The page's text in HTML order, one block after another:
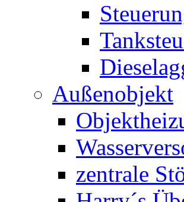
Außenobjekt
zentrale